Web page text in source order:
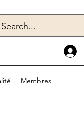
Membres